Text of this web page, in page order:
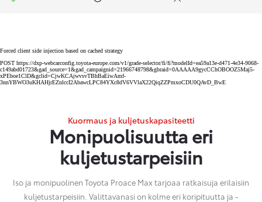
Forced client side injection based on cached strategy
POST https://dxp-webcarconfig.toyota-europe.com/v1/grade-selector/fi/fi?modelId=ea59a13e-d471-4e34-9068-
c149abd01723&gad_source=1&gad_campaignid=21966748798&gbraid=0AAAAA9gycCChOBOOZ5Maj5-
xPEboe1ClD&gclid=CjwKCAjwvsvTBhBaEiwAmf-
3nnYBWO3uKHAHjrEZnlccI2AbawcLPC84YXc8dV6VVlaX22QiqZZPmxoCDU0QAvD_BwE
Kuormaus ja kuljetuskapasiteetti
Monipuolisuutta eri
kuljetustarpeisiin
Iso ja monipuolinen Toyota Proace Max tarjoaa ratkaisuja erilaisiin
kuljetustarpeisiin. Valittavanasi on kolme eri koripituutta ja -